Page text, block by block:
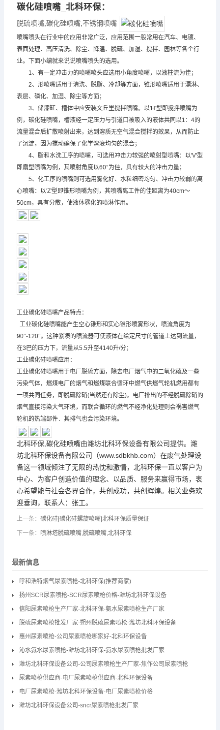
碳化硅喷嘴 _北科环保：
脱硫喷嘴 碳化硅喷嘴 不锈钢喷嘴
喷嘴喷头在行业中的应用非常广泛，应用范围一般常用在汽车、电镀、
表面处理、高压清洗、除尘、降温、脱硫、加湿、搅拌、园林等各个行
业。下面小编就来说说喷嘴喷头的选用。
1、有一定冲击力的喷嘴喷头应选用小角度喷嘴，以液柱流为佳；
2、形喷嘴适用于清洗、脱脂、冷却等方面，锥形喷嘴适用于漂淋、
表层、磷化、加湿、除尘等方面；
3、储漆缸、槽体中应安装文丘里搅拌喷嘴。以'H'型即搅拌喷嘴为
例， 碳化硅喷嘴，槽液经一定压力与引道口被吸入的液体共同以1：4的
流量混合后扩散喷射出来，达到溶质无空气混合搅拌的效果，从而防止
了沉淀，因为搅动确保了化学溶液均匀的混合；
4、脂和水洗工序的喷嘴，可选用冲击力较强的喷射型喷嘴：以'V'型
即扇型喷嘴为例，其喷射角度以60°为佳，具有较大的冲击力量；
5、化工序的喷嘴则可选用雾化好、水粒细密均匀、冲击力较弱的离
心喷嘴：以'Z'型即锥形喷嘴为例，其喷嘴离工件的佳距离为40cm～
50cm，具有分散，使液体雾化的喷淋作用。
工业碳化硅喷嘴产品特点：
工业碳化硅喷嘴能产生空心锥形和实心锥形喷雾形状，喷流角度为
90°-120°。这种紧凑的喷流器可使液体在给定尺寸的管道上达到流量，
在3巴的压力下，流量从5.5升至4140升/分；
工业碳化硅喷嘴应用：
工业碳化硅喷嘴用于电厂脱硫方面，除去电厂烟气中的二氧化硫及一些
污染气体，燃煤电厂的烟气和燃煤联合循环中燃气供燃气轮机燃用都有
一项共同任务，即脱硫除硝(当然还有除尘)。电厂排出的不经脱硫除硝的
烟气直接污染大气环境，而联合循环的燃气不经净化处理则会祸害燃气
轮机的热端部件．其排气也会污染环境。
北科环保, 碳化硅喷嘴由潍坊北科环保设备有限公司提供。潍
坊北科环保设备有限公司（www.sdbkhb.com）在废气处理设
备这一领域倾注了无限的热忱和激情，北科环保一直以客户为
中心、为客户创造价值的理念、以品质、服务来赢得市场，衷
心希望能与社会各界合作，共创成功，共创辉煌。相关业务欢
迎垂询，联系人：张工。
上一条： 碳化硅|碳化硅螺旋喷嘴|北科环保质量保证
下一条： 喷淋塔脱硫喷嘴,脱硫喷嘴,北科环保
最新信息
呼和浩特烟气尿素喷枪-北科环保(推荐商家)
扬州SCR尿素喷枪-SCR尿素喷枪价格-潍坊北科环保设备
信阳尿素喷枪生产厂家-北科环保-氨水尿素喷枪生产厂家
脱硫尿素喷枪批发厂家-朔州脱硫尿素喷枪-潍坊北科环保设备
惠州尿素喷枪-公司尿素喷枪哪家好-北科环保设备
沁水氨水尿素喷枪-潍坊北科环保-氨水尿素喷枪批发厂家
潍坊北科环保设备公司-公司尿素喷枪生产厂家-焦作公司尿素喷枪
尿素喷枪供应商-电厂尿素喷枪供应商-北科环保设备
电厂尿素喷枪-潍坊北科环保设备-电厂尿素喷枪价格
潍坊北科环保设备公司-sncr尿素喷枪批发厂家